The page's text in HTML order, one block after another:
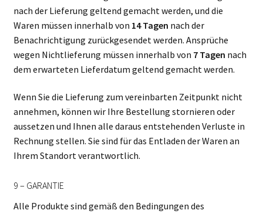
nach der Lieferung geltend gemacht werden, und die
Waren müssen innerhalb von 14 Tagen nach der
Benachrichtigung zurückgesendet werden. Ansprüche
wegen Nichtlieferung müssen innerhalb von 7 Tagen nach
dem erwarteten Lieferdatum geltend gemacht werden.
Wenn Sie die Lieferung zum vereinbarten Zeitpunkt nicht
annehmen, können wir Ihre Bestellung stornieren oder
aussetzen und Ihnen alle daraus entstehenden Verluste in
Rechnung stellen. Sie sind für das Entladen der Waren an
Ihrem Standort verantwortlich.
9 – GARANTIE
Alle Produkte sind gemäß den Bedingungen des